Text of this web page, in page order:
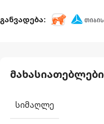
განვადება:
მახასიათებლები
ᲡᲘᲛᲐᲦᲚᲔ